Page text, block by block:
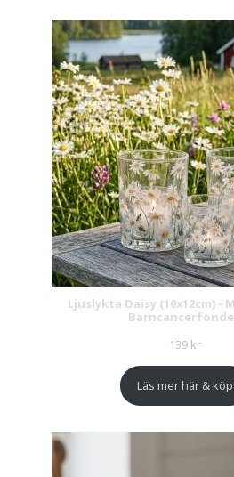
Ljuslykta Daisy (10x12cm) -
139 kr
Läs mer här & köp